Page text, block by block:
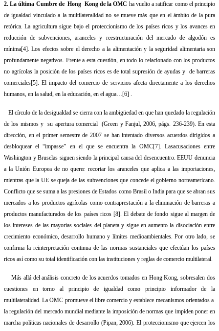
2. La última Cumbre de Hong Kong de la OMC ha vuelto a ratificar como el principio
de igualdad vinculado a la multilateralidad no se mueve más que en el ámbito de la pura
retórica. La agricultura sigue bajo el proteccionismo de los países ricos y los avances en
reducción de subvenciones, aranceles y reestructuración del mercado de algodón es
mínima[4]. Los efectos sobre el derecho a la alimentación y la seguridad alimentaria son
profundamente negativos. Frente a esta cuestión, en todo lo relacionado con los productos
no agrícolas la posición de los países ricos es de total supresión de ayudas y de barreras
comerciales[5]. El impacto del comercio de servicios afecta directamente a los derechos
humanos, en la salud, en la educación, en el agua…[6] .
El círculo de la desigualdad se cierra con la ambigüedad en que han quedado la regulación
de los mismos y
su apertura comercial
(Green y Fanjul, 2006, págs. 236-239). En esta
dirección, en el primer semestre de 2007 se han intentado diversos acuerdos dirigidos a
desbloquear el “impasse” en el que se encuentra la OMC[7]. Lasacusaciones entre
Washington y Bruselas siguen siendo la principal causa del desencuentro. EEUU denuncia
a la Unión Europea de no querer recortar los aranceles que aplica a las importaciones,
mientras que la UE se queja de las subvenciones que concede el gobierno norteamericano.
Conflicto que se suma a las presiones de Estados como Brasil o India para que se abran sus
mercados a los productos agrícolas como contraprestación a la eliminación de barreras a
productos manufacturados de los países ricos [8]. El debate de fondo sigue al margen de
los intereses de las mayorías sociales del planeta y sigue en aumento la disociación entre
crecimiento económico, desarrollo humano y límites medioambientales. Por otro lado, se
confirma la reinterpretación continua de las normas sustanciales que efectúan los países
ricos así como su total identificación con las instituciones y reglas de comercio multilateral.
Más allá del análisis concreto de los acuerdos tomados en Hong Kong, sobresalen dos
cuestiones en torno al principio de igualdad como principio informador de la
multilateralidad. La OMC promueve el libre comercio y establece mecanismos orientados a
la regulación del mercado mundial mediante la imposición de normas que impiden poner en
marcha políticas nacionales de desarrollo (Pipan, 2006). El proteccionismo que ejercen los